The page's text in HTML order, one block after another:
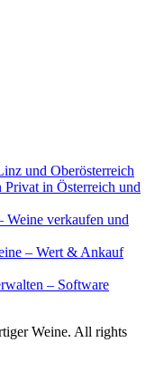
und Oberösterreich
in Österreich und
Weine verkaufen und
– Wert & Ankauf
– Software
Weine. All rights